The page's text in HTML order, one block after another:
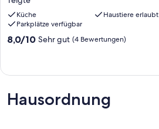
1-
4
Pers.
Telgte
Küche
Haustiere erlaubt
Parkplätze verfügbar
8.0
(4
Bewertungen)
8,0/10 Sehr gut (4 Bewertungen)
Hausordnung